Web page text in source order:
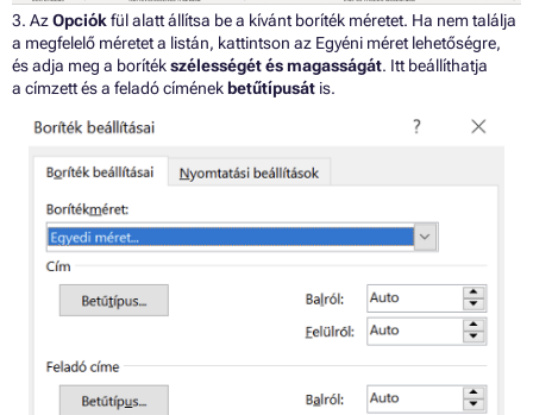
3. AzOpciók fül alatt állítsa be a kívánt boríték méretet. Ha nem találja
a megfelelő méretet a listán, kattintson az Egyéni méret lehetőségre,
és adja meg a borítékszélességét és magasságát. Itt beállíthatja
a címzett és a feladó címének betűtípusát is.